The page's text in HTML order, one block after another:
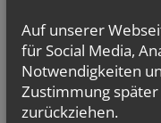
Auf unserer
für Social Media,
Notwendigkeiten
Zustimmung
zurückziehen.